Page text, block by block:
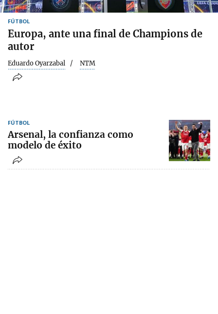
FÚTBOL
Europa, ante una final de Champions de
autor
Eduardo Oyarzabal NTM
FÚTBOL
Arsenal, la confianza como
modelo de éxito